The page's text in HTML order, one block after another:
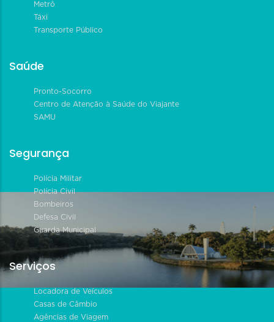
Metrô
Táxi
Transporte Público
Saúde
Pronto-Socorro
Centro de Atenção à Saúde do Viajante
SAMU
Segurança
Polícia Militar
Polícia Civil
Bombeiros
Defesa Civil
Guarda Municipal
Serviços
Locadora de Veículos
Casas de Câmbio
Agências de Viagem